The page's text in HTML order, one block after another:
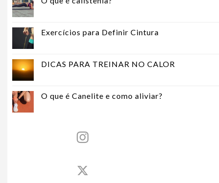
Exercícios para Definir Cintura
DICAS PARA TREINAR NO CALOR
O que é Canelite e como aliviar?